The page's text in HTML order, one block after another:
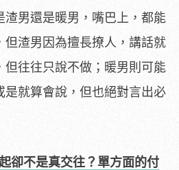
渣男還是暖男，嘴巴上，都能
但渣男因為擅長撩人，講話就
但往往只說不做；暖男則可能
是就算會說，但也絕對言出必
卻不是真交往？單方面的付